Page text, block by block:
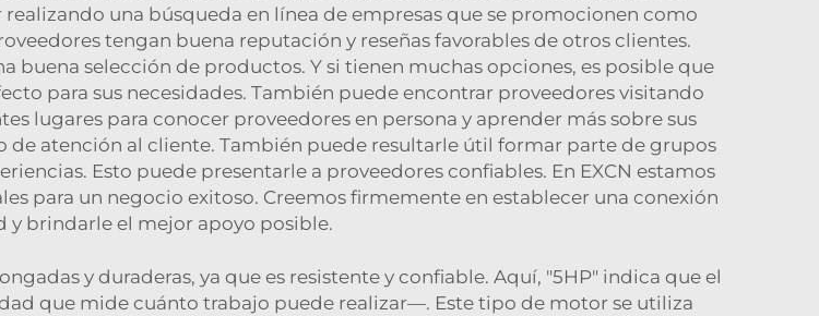
una búsqueda en línea de empresas que se promocionen como
tengan buena reputación y reseñas favorables de otros clientes.
buena selección de productos. Y si tienen muchas opciones, es posible que
para sus necesidades. También puede encontrar proveedores visitando
lugares para conocer proveedores en persona y aprender más sobre sus
de atención al cliente. También puede resultarle útil formar parte de grupos
Esto puede presentarle a proveedores confiables. En EXCN estamos
para un negocio exitoso. Creemos firmemente en establecer una conexión
y brindarle el mejor apoyo posible.
y duraderas, ya que es resistente y confiable. Aquí, "5HP" indica que el
que mide cuánto trabajo puede realizar—. Este tipo de motor se utiliza